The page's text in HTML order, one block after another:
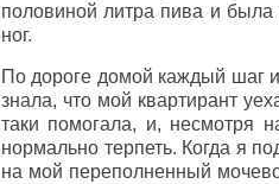
половиной литра пива и была
ног.
По дороге домой каждый шаг
знала, что мой квартирант
таки помогала, и, несмотря
нормально терпеть. Когда я
на мой переполненный